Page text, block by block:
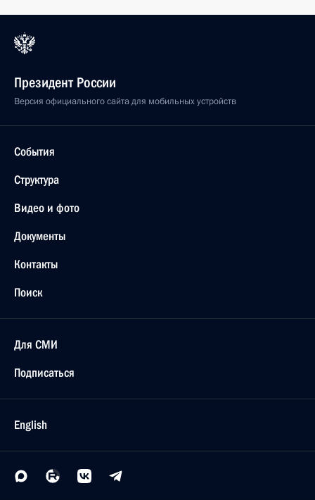
Президент России
Версия официального сайта для мобильных устройств
События
Структура
Видео и фото
Документы
Контакты
Поиск
Для СМИ
Подписаться
English